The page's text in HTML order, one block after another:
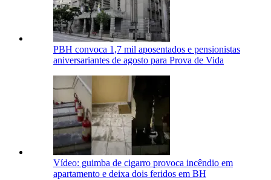
PBH convoca 1,7 mil aposentados e pensionistas
aniversariantes de agosto para Prova de Vida
Vídeo: guimba de cigarro provoca incêndio em
apartamento e deixa dois feridos em BH